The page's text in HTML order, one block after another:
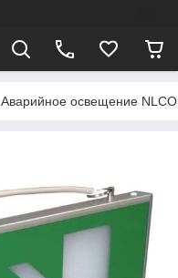
Аварийное освещение NLCO